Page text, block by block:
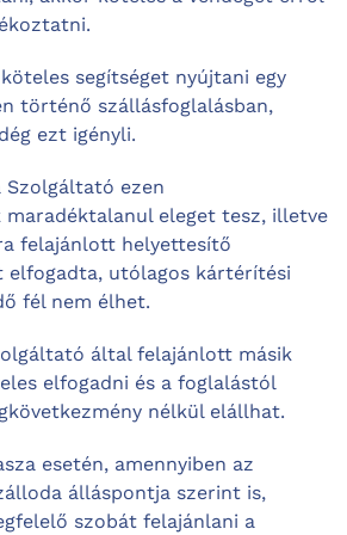
köteles segítséget nyújtani egy
történő szállásfoglalásban,
ezt igényli.
Szolgáltató ezen
maradéktalanul eleget tesz, illetve
felajánlott helyettesítő
elfogadta, utólagos kártérítési
fél nem élhet.
által felajánlott másik
elfogadni és a foglalástól
nélkül elállhat.
esetén, amennyiben az
álláspontja szerint is,
szobát felajánlani a